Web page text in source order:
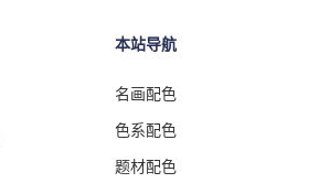
本站导航
名画配色
色系配色
题材配色